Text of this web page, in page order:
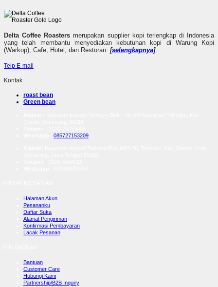
Delta Coffee Roasters merupakan supplier kopi terlengkap di Indonesia
yang telah membantu menyediakan kebutuhan kopi di Warung Kopi
(Warkop), Cafe, Hotel, dan Restoran. [selengkapnya]
Telp E-mail
Kontak
roast bean
Green bean
085727153209
Halaman Akun
Pesananku
Daftar Suka
Alamat Pengiriman
Konfirmasi Pembayaran
Lacak Pesanan
Bantuan
Customer Care
Hubungi Kami
Partnership/B2B Inquiry